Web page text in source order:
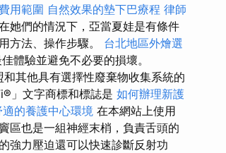
用範圍 自然效果的墊下巴療程 律師
她們的情況下，亞當夏娃是有條件
方法、操作步驟。 台北地區外燴選
體驗並避免不必要的損壞。
其他具有選擇性廢棄物收集系統的
」文字商標和標誌是 如何辦理新護
適的養護中心環境 在本網站上使用
竇區也是一組神經末梢，負責舌頭的
強力壓迫還可以快速診斷反射功